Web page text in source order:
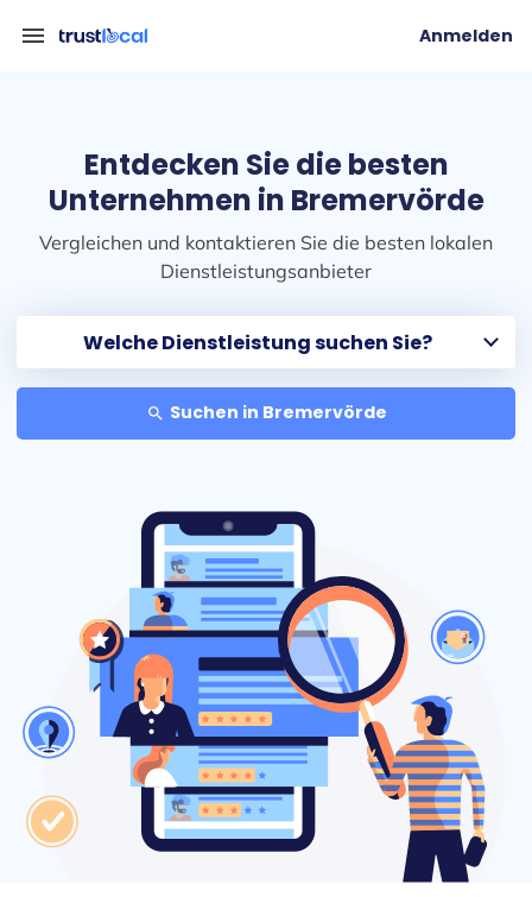
menu Anmelden
Entdecken Sie die besten
Unternehmen in Bremervörde
Vergleichen und kontaktieren Sie die besten lokalen
Dienstleistungsanbieter
search Suchen in Bremervörde